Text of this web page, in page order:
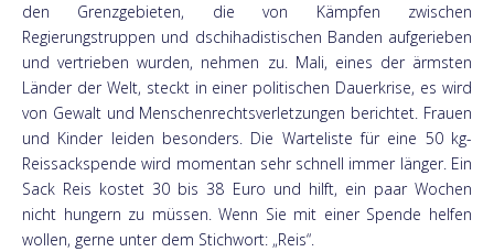
den Grenzgebieten, die von Kämpfen zwischen
Regierungstruppen und dschihadistischen Banden aufgerieben
und vertrieben wurden, nehmen zu. Mali, eines der ärmsten
Länder der Welt, steckt in einer politischen Dauerkrise, es wird
von Gewalt und Menschenrechtsverletzungen berichtet. Frauen
und Kinder leiden besonders. Die Warteliste für eine 50 kg-
Reissackspende wird momentan sehr schnell immer länger. Ein
Sack Reis kostet 30 bis 38 Euro und hilft, ein paar Wochen
nicht hungern zu müssen. Wenn Sie mit einer Spende helfen
wollen, gerne unter dem Stichwort: „Reis“.